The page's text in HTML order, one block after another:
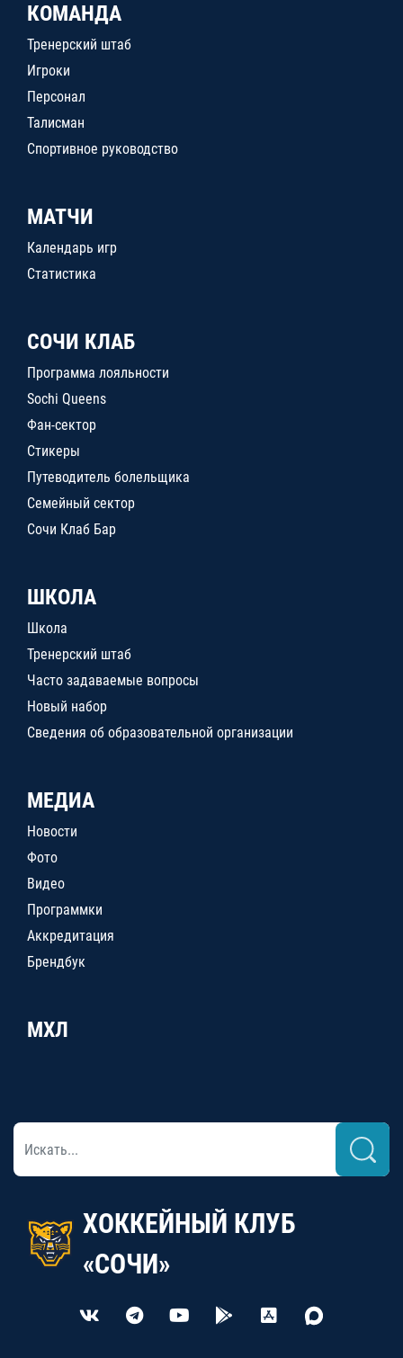
КОМАНДА
Тренерский штаб
Игроки
Персонал
Талисман
Спортивное руководство
МАТЧИ
Календарь игр
Статистика
СОЧИ КЛАБ
Программа лояльности
Sochi Queens
Фан-сектор
Стикеры
Путеводитель болельщика
Семейный сектор
Сочи Клаб Бар
ШКОЛА
Школа
Тренерский штаб
Часто задаваемые вопросы
Новый набор
Сведения об образовательной организации
МЕДИА
Новости
Фото
Видео
Программки
Аккредитация
Брендбук
МХЛ
ХОККЕЙНЫЙ КЛУБ
«СОЧИ»